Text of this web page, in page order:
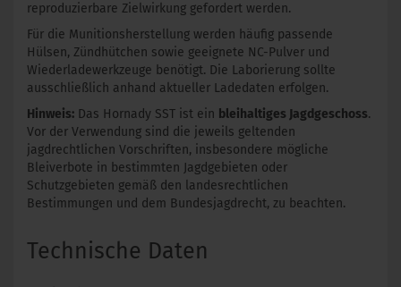
reproduzierbare Zielwirkung gefordert werden.
Für die Munitionsherstellung werden häufig passende
Hülsen, Zündhütchen sowie geeignete NC-Pulver und
Wiederladewerkzeuge benötigt. Die Laborierung sollte
ausschließlich anhand aktueller Ladedaten erfolgen.
Hinweis: Das Hornady SST ist ein bleihaltiges Jagdgeschoss.
Vor der Verwendung sind die jeweils geltenden
jagdrechtlichen Vorschriften, insbesondere mögliche
Bleiverbote in bestimmten Jagdgebieten oder
Schutzgebieten gemäß den landesrechtlichen
Bestimmungen und dem Bundesjagdrecht, zu beachten.
Technische Daten